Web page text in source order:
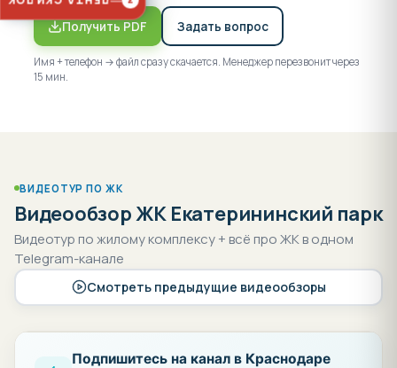
Получить PDF Задать вопрос
Имя + телефон → файл сразу скачается. Менеджер перезвонит через
15 мин.
ВИДЕОТУР ПО ЖК
Видеообзор ЖК Екатерининский парк
Видеотур по жилому комплексу + всё про ЖК в одном
Telegram-канале
Смотреть предыдущие видеообзоры
Подпишитесь на канал в Краснодаре